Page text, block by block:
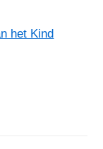
het Kind